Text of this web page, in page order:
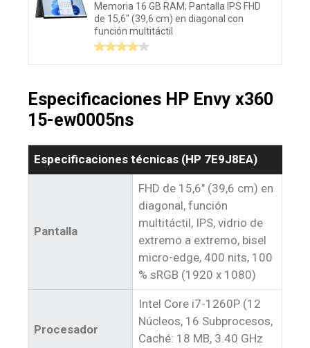
Memoria 16 GB RAM; Pantalla IPS FHD
de 15,6″ (39,6 cm) en diagonal con
función multitáctil
Especificaciones HP Envy x360
15-ew0005ns
Especificaciones técnicas (‎HP ‎7E9J8EA)
Pantalla
FHD de 15,6″ (39,6 cm) en
diagonal, función
multitáctil, IPS, vidrio de
extremo a extremo, bisel
micro-edge, 400 nits, 100
% sRGB (1920 x 1080)
Procesador
Intel Core i7-1260P ​(12
Núcleos, 16 Subprocesos,
Caché: 18 MB, 3.40 GHz